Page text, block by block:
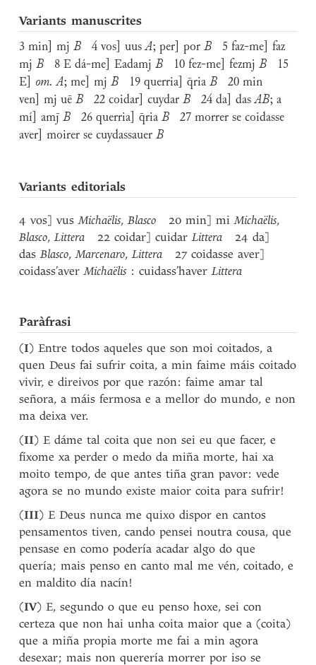
Variants manuscrites
3 min] mjB 4 vos] uusA; per] porB 5 faz-me] faz
mjB 8 E dá-me] EadamjB 10 fez-me] fezmjB 15
E] om. A; me] mjB 19 querria] q̄riaB 20 min
ven] mj uēB 22 coidar] cuydarB 24 da] dasAB; a
mí] amj̄B 26 querria] q̄riaB 27 morrer se coidasse
aver] moirer se cuydassauerB
Variants editorials
4 vos] vusMichaëlis,Blasco 20 min] miMichaëlis,
Blasco,Littera 22 coidar] cuidar Littera 24 da]
dasBlasco,Marcenaro,Littera 27 coidasse aver]
coidass’averMichaëlis : cuidass’haverLittera
Paràfrasi
(I) Entre todos aqueles que son moi coitados, a
quen Deus fai sufrir coita, a min faime máis coitado
vivir, e direivos por que razón: faime amar tal
señora, a máis fermosa e a mellor do mundo, e non
ma deixa ver.
(II) E dáme tal coita que non sei eu que facer, e
fíxome xa perder o medo da miña morte, hai xa
moito tempo, de que antes tiña gran pavor: vede
agora se no mundo existe maior coita para sufrir!
(III) E Deus nunca me quixo dispor en cantos
pensamentos tiven, cando pensei noutra cousa, que
pensase en como podería acadar algo do que
quería; mais penso en canto mal me vén, coitado, e
en maldito día nacín!
(IV) E, segundo o que eu penso hoxe, sei con
certeza que non hai unha coita maior que a (coita)
que a miña propia morte me fai a min agora
desexar; mais non querería morrer por iso se